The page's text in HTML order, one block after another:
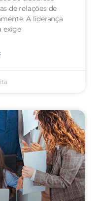
de relações de
A liderança
exige